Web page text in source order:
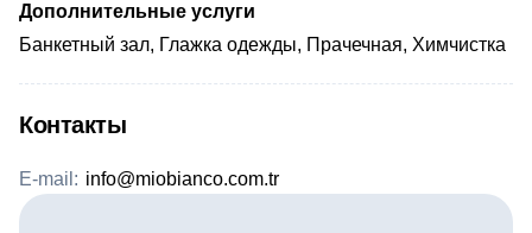
Дополнительные услуги
Банкетный зал, Глажка одежды, Прачечная, Химчистка
Контакты
E-mail: info@miobianco.com.tr